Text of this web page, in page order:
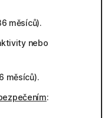
měsíců).
nebo
měsíců).
: